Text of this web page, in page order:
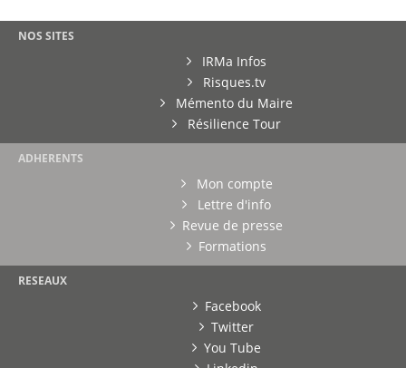
NOS SITES
IRMa Infos
Risques.tv
Mémento du Maire
Résilience Tour
ADHERENTS
Mon compte
Lettre d'info
Revue de presse
Formations
RESEAUX
Facebook
Twitter
You Tube